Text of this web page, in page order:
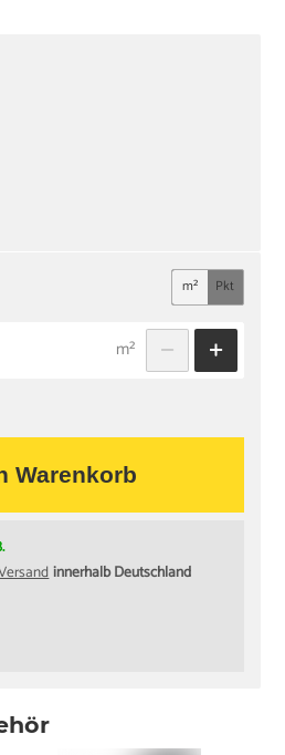
m² Pkt
m²
Warenkorb
innerhalb Deutschland